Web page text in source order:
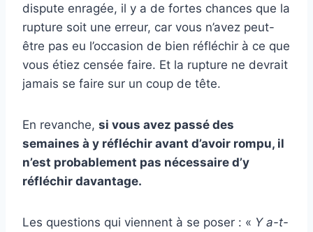
dispute enragée, il y a de fortes chances que la
rupture soit une erreur, car vous n’avez peut-
être pas eu l’occasion de bien réfléchir à ce que
vous étiez censée faire. Et la rupture ne devrait
jamais se faire sur un coup de tête.
En revanche, si vous avez passé des
semaines à y réfléchir avant d’avoir rompu, il
n’est probablement pas nécessaire d’y
réfléchir davantage.
Les questions qui viennent à se poser : « Y a-t-